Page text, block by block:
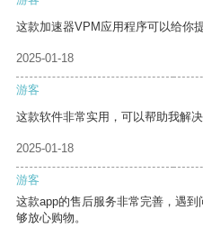
这款加速器VPM应用程序可以给你
2025-01-18
游客
这款软件非常实用，可以帮助我解决
2025-01-18
游客
这款app的售后服务非常完善，遇
够放心购物。